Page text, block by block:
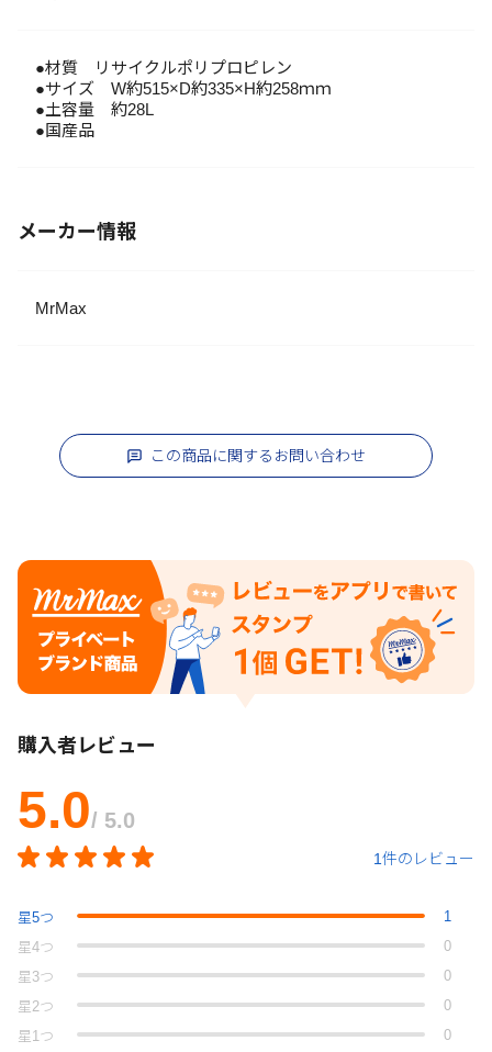
●材質 リサイクルポリプロピレン
●サイズ W約515×D約335×H約258ｍｍ
●土容量 約28L
●国産品
メーカー情報
MrMax
この商品に関するお問い合わせ
購入者レビュー
5.0/ 5.0
1件のレビュー
星5つ
1
星4つ
0
星 3つ
0
星 2つ
0
星 1 つ 0